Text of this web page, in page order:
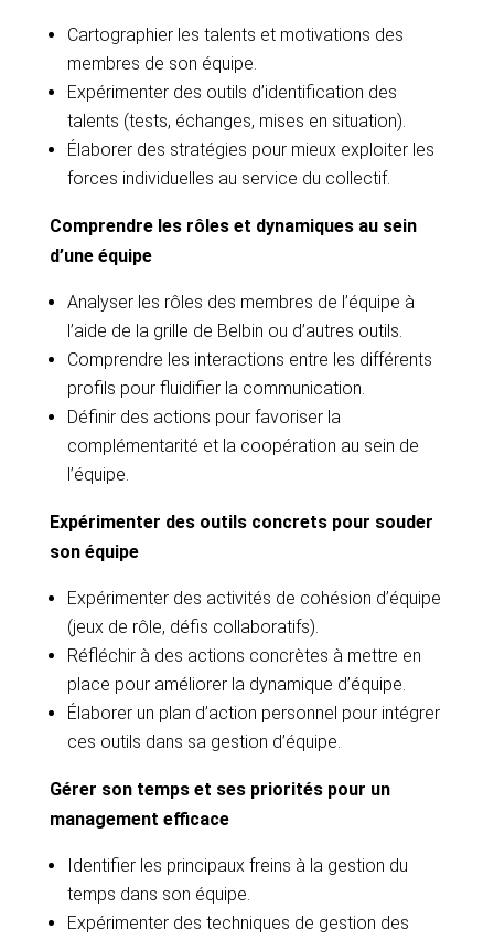
Cartographier les talents et motivations des
membres de son équipe.
Expérimenter des outils d’identification des
talents (tests, échanges, mises en situation).
Élaborer des stratégies pour mieux exploiter les
forces individuelles au service du collectif.
Comprendre les rôles et dynamiques au sein
d’une équipe
Analyser les rôles des membres de l’équipe à
l’aide de la grille de Belbin ou d’autres outils.
Comprendre les interactions entre les différents
profils pour fluidifier la communication.
Définir des actions pour favoriser la
complémentarité et la coopération au sein de
l’équipe.
Expérimenter des outils concrets pour souder
son équipe
Expérimenter des activités de cohésion d’équipe
(jeux de rôle, défis collaboratifs).
Réfléchir à des actions concrètes à mettre en
place pour améliorer la dynamique d’équipe.
Élaborer un plan d’action personnel pour intégrer
ces outils dans sa gestion d’équipe.
Gérer son temps et ses priorités pour un
management efficace
Identifier les principaux freins à la gestion du
temps dans son équipe.
Expérimenter des techniques de gestion des